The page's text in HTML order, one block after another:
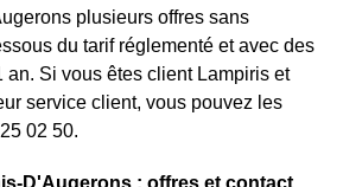
plusieurs offres sans
du tarif réglementé et avec des
an. Si vous êtes client Lampiris et
service client, vous pouvez les
02 50.
D'Augerons : offres et contact